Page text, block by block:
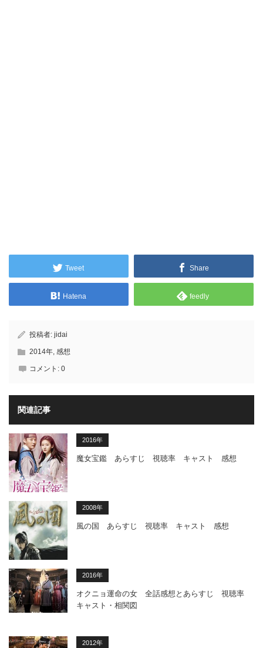
Tweet Share
Hatena feedly
投稿者: jidai
2014年, 感想
コメント: 0
関連記事
2016年
魔女宝鑑 あらすじ 視聴率 キャスト 感想
2008年
風の国 あらすじ 視聴率 キャスト 感想
2016年
オクニョ運命の女 全話感想とあらすじ 視聴率
キャスト・相関図
2012年